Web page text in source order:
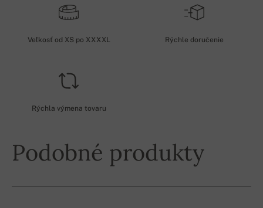
Veľkosť od XS po XXXXL Rýchle doručenie
Rýchla výmena tovaru
Podobné produkty